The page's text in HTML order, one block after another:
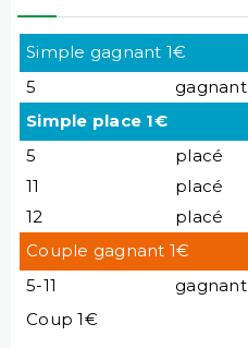
Simple gagnant 1€
5
gagnant
Simple place 1€
5
placé
11
placé
12
placé
Couple gagnant 1€
5-11
gagnant
Coup 1€